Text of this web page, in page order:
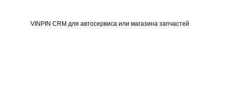
VINPIN CRM для автосервиса или магазина запчастей